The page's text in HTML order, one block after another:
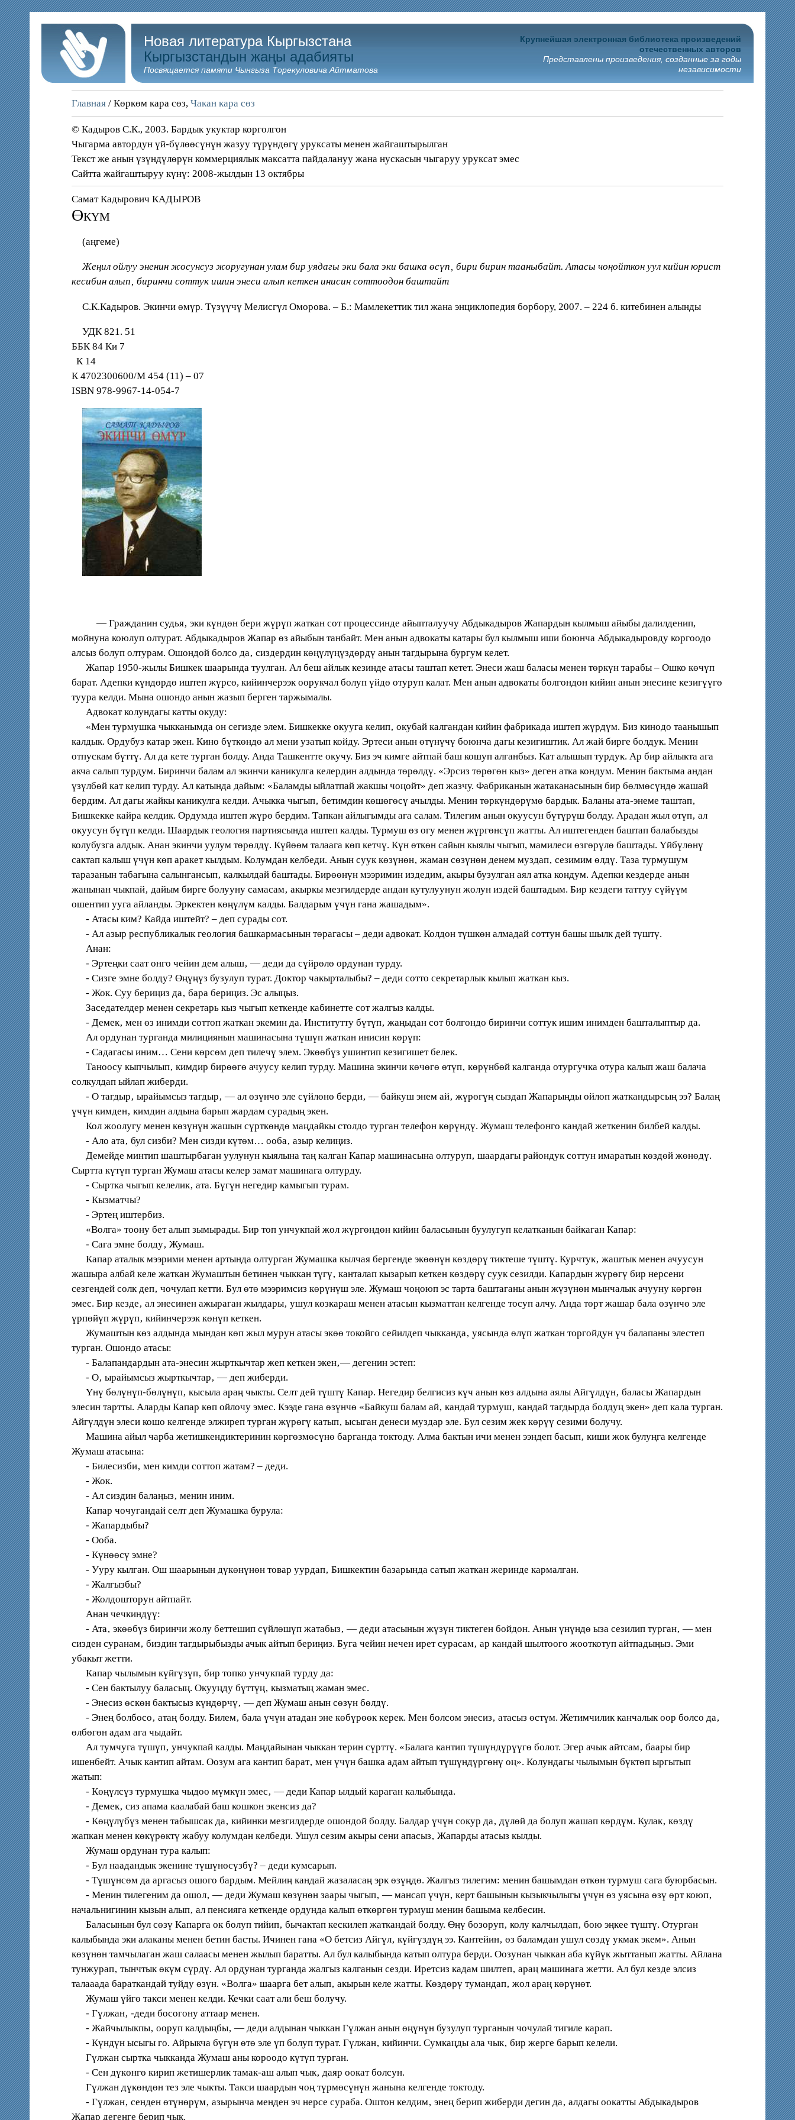
Новая литература Кыргызстана
Кыргызстандын жаңы адабияты
Посвящается памяти Чынгыза Торекуловича Айтматова
Крупнейшая электронная библиотека произведений
отечественных авторов
Представлены произведения, созданные за годы
независимости
Главная / Көркөм кара сөз,Чакан кара сөз
© Кадыров С.К., 2003. Бардык укуктар корголгон
Чыгарма автордун үй-бүлөөсүнүн жазуу түрүндөгү уруксаты менен жайгаштырылган
Текст же анын үзүндүлөрүн коммерциялык максатта пайдалануу жана нускасын чыгаруу уруксат эмес
Сайтта жайгаштыруу күнү: 2008-жылдын 13 октябры
Самат Кадырович КАДЫРОВ
Өкүм
(аңгеме)
Жеңил ойлуу эненин жосунсуз жоругунан улам бир уядагы эки бала эки башка өсүп‚ бири бирин тааныбайт. Атасы чоңойткон уул кийин юрист
кесибин алып‚ биринчи соттук ишин энеси алып кеткен инисин соттоодон баштайт
С.К.Кадыров. Экинчи өмүр. Түзүүчү Мелисгүл Оморова. – Б.: Мамлекеттик тил жана энциклопедия борбору, 2007. – 224 б. китебинен алынды
УДК 821. 51
ББК 84 Ки 7
К 14
К 4702300600/М 454 (11) – 07
ISBN 978-9967-14-054-7
— Гражданин судья‚ эки күндөн бери жүрүп жаткан сот процессинде айыпталуучу Абдыкадыров Жапардын кылмыш айыбы далилденип,
мойнуна коюлуп олтурат. Абдыкадыров Жапар өз айыбын танбайт. Мен анын адвокаты катары бул кылмыш иши боюнча Абдыкадыровду коргоодо
алсыз болуп олтурам. Ошондой болсо да‚ сиздердин көңүлүңүздөрдү анын тагдырына бургум келет.
Жапар 1950-жылы Бишкек шаарында туулган. Ал беш айлык кезинде атасы таштап кетет. Энеси жаш баласы менен төркүн тарабы – Ошко көчүп
барат. Адепки күндөрдө иштеп жүрсө, кийинчерээк оорукчал болуп үйдө отуруп калат. Мен анын адвокаты болгондон кийин анын энесине кезигүүгө
туура келди. Мына ошондо анын жазып берген таржымалы.
Адвокат колундагы катты окуду:
«Мен турмушка чыкканымда он сегизде элем. Бишкекке окууга келип‚ окубай калгандан кийин фабрикада иштеп жүрдүм. Биз кинодо таанышып
калдык. Ордубуз катар экен. Кино бүткөндө ал мени узатып койду. Эртеси анын өтүнүчү боюнча дагы кезигиштик. Ал жай бирге болдук. Менин
отпускам бүттү. Ал да кете турган болду. Анда Ташкентте окучу. Биз эч кимге айтпай баш кошуп алганбыз. Кат алышып турдук. Ар бир айлыкта ага
акча салып турдум. Биринчи балам ал экинчи каникулга келердин алдында төрөлдү. «Эрсиз төрөгөн кыз» деген атка кондум. Менин бактыма андан
үзүлбөй кат келип турду. Ал катында дайым: «Баламды ыйлатпай жакшы чоңойт» деп жазчу. Фабриканын жатаканасынын бир бөлмөсүндө жашай
бердим. Ал дагы жайкы каникулга келди. Ачыкка чыгып‚ бетимдин көшөгөсү ачылды. Менин төркүндөрүмө бардык. Баланы ата-энеме таштап‚
Бишкекке кайра келдик. Ордумда иштеп жүрө бердим. Тапкан айлыгымды ага салам. Тилегим анын окуусун бүтүрүш болду. Арадан жыл өтүп‚ ал
окуусун бүтүп келди. Шаардык геология партиясында иштеп калды. Турмуш өз огу менен жүргөнсүп жатты. Ал иштегенден баштап балабызды
колубузга алдык. Анан экинчи уулум төрөлдү. Күйөөм талаага көп кетчү. Күн өткөн сайын кыялы чыгып, мамилеси өзгөрүлө баштады. Үйбүлөнү
сактап калыш үчүн көп аракет кылдым. Колумдан келбеди. Анын суук көзүнөн‚ жаман сөзүнөн денем муздап‚ сезимим өлдү. Таза турмушум
таразанын табагына салынгансып‚ калкылдай баштады. Бирөөнүн мээримин издедим, акыры бузулган аял атка кондум. Адепки кездерде анын
жанынан чыкпай‚ дайым бирге болууну самасам‚ акыркы мезгилдерде андан кутулуунун жолун издей баштадым. Бир кездеги таттуу сүйүүм
ошентип ууга айланды. Эркектен көңүлүм калды. Балдарым үчүн гана жашадым».
- Атасы ким? Кайда иштейт? – деп сурады сот.
- Ал азыр республикалык геология башкармасынын төрагасы – деди адвокат. Колдон түшкөн алмадай соттун башы шылк дей түштү.
Анан:
- Эртеңки саат онго чейин дем алыш‚ — деди да сүйрөлө ордунан турду.
- Cизге эмне болду? Өңүңүз бузулуп турат. Доктор чакырталыбы? – деди сотто секретарлык кылып жаткан кыз.
- Жок. Cуу бериңиз да‚ бара бериңиз. Эс алыңыз.
Заседателдер менен секретарь кыз чыгып кеткенде кабинетте сот жалгыз калды.
- Демек‚ мен өз инимди соттоп жаткан экемин да. Институтту бүтүп‚ жаңыдан сот болгондо биринчи соттук ишим инимден башталыптыр да.
Ал ордунан турганда милициянын машинасына түшүп жаткан инисин көрүп:
- Cадагасы иним… Cени көрсөм деп тилечү элем. Экөөбүз ушинтип кезигишет белек.
Таноосу кыпчылып‚ кимдир бирөөгө ачуусу келип турду. Машина экинчи көчөгө өтүп‚ көрүнбөй калганда отургучка отура калып жаш балача
солкулдап ыйлап жиберди.
- О тагдыр‚ ырайымсыз тагдыр‚ — ал өзүнчө эле сүйлөнө берди‚ — байкуш энем ай‚ жүрөгүң сыздап Жапарыңды ойлоп жаткандырсың ээ? Балаң
үчүн кимден‚ кимдин алдына барып жардам сурадың экен.
Кол жоолугу менен көзүнүн жашын сүрткөндө маңдайкы столдо турган телефон көрүндү. Жумаш телефонго кандай жеткенин билбей калды.
- Ало ата‚ бул сизби? Мен сизди күтөм… ооба‚ азыр келиңиз.
Демейде минтип шаштырбаган уулунун кыялына таң калган Капар машинасына олтуруп‚ шаардагы райондук соттун имаратын көздөй жөнөдү.
Cыртта күтүп турган Жумаш атасы келер замат машинага олтурду.
- Cыртка чыгып келелик‚ ата. Бүгүн негедир камыгып турам.
- Кызматчы?
- Эртең иштербиз.
«Волга» тоону бет алып зымырады. Бир топ унчукпай жол жүргөндөн кийин баласынын буулугуп келатканын байкаган Капар:
- Cага эмне болду‚ Жумаш.
Капар аталык мээрими менен артында олтурган Жумашка кылчая бергенде экөөнүн көздөрү тиктеше түштү. Курчтук‚ жаштык менен ачуусун
жашыра албай келе жаткан Жумаштын бетинен чыккан түгү‚ канталап кызарып кеткен көздөрү суук сезилди. Капардын жүрөгү бир нерсени
сезгендей солк деп‚ чочулап кетти. Бул өтө мээримсиз көрүнүш эле. Жумаш чоңоюп эс тарта баштаганы анын жүзүнөн мынчалык ачууну көргөн
эмес. Бир кезде‚ ал энесинен ажыраган жылдары‚ ушул көзкараш менен атасын кызматтан келгенде тосуп алчу. Анда төрт жашар бала өзүнчө эле
үрпөйүп жүрүп‚ кийинчерээк көнүп кеткен.
Жумаштын көз алдында мындан көп жыл мурун атасы экөө токойго сейилдеп чыкканда‚ уясында өлүп жаткан торгойдун үч балапаны элестеп
турган. Ошондо атасы:
- Балапандардын ата-энесин жырткычтар жеп кеткен экен‚— дегенин эстеп:
- О‚ ырайымсыз жырткычтар‚ — деп жиберди.
Үнү бөлүнүп-бөлүнүп‚ кысыла араң чыкты. Cелт дей түштү Капар. Негедир белгисиз күч анын көз алдына аялы Айгүлдүн‚ баласы Жапардын
элесин тартты. Аларды Капар көп ойлочу эмес. Кээде гана өзүнчө «Байкуш балам ай‚ кандай турмуш‚ кандай тагдырда болдуң экен» деп кала турган.
Айгүлдүн элеси кошо келгенде элжиреп турган жүрөгү катып‚ ысыган денеси муздар эле. Бул сезим жек көрүү сезими болучу.
Машина айыл чарба жетишкендиктеринин көргөзмөсүнө барганда токтоду. Алма бактын ичи менен ээндеп басып‚ киши жок булуңга келгенде
Жумаш атасына:
- Билесизби‚ мен кимди соттоп жатам? – деди.
- Жок.
- Ал сиздин балаңыз‚ менин иним.
Капар чочугандай селт деп Жумашка бурула:
- Жапардыбы?
- Ооба.
- Күнөөсү эмне?
- Ууру кылган. Ош шаарынын дүкөнүнөн товар уурдап‚ Бишкектин базарында сатып жаткан жеринде кармалган.
- Жалгызбы?
- Жолдошторун айтпайт.
Анан чечкиндүү:
- Ата‚ экөөбүз биринчи жолу беттешип сүйлөшүп жатабыз‚ — деди атасынын жүзүн тиктеген бойдон. Анын үнүндө ыза сезилип турган‚ — мен
сизден суранам‚ биздин тагдырыбызды ачык айтып бериңиз. Буга чейин нечен ирет сурасам‚ ар кандай шылтоого жооткотуп айтпадыңыз. Эми
убакыт жетти.
Капар чылымын күйгүзүп‚ бир топко унчукпай турду да:
- Cен бактылуу баласың. Окууңду бүттүң‚ кызматың жаман эмес.
- Энесиз өскөн бактысыз күндөрчү‚ — деп Жумаш анын сөзүн бөлдү.
- Энең болбосо‚ атаң болду. Билем‚ бала үчүн атадан эне көбүрөөк керек. Мен болсом энесиз‚ атасыз өстүм. Жетимчилик канчалык оор болсо да‚
өлбөгөн адам ага чыдайт.
Ал тумчуга түшүп‚ унчукпай калды. Маңдайынан чыккан терин сүрттү. «Балага кантип түшүндүрүүгө болот. Эгер ачык айтсам‚ баары бир
ишенбейт. Ачык кантип айтам. Оозум ага кантип барат‚ мен үчүн башка адам айтып түшүндүргөнү оң». Колундагы чылымын бүктөп ыргытып
жатып:
- Көңүлсүз турмушка чыдоо мүмкүн эмес‚ — деди Капар ылдый караган калыбында.
- Демек‚ сиз апама каалабай баш кошкон экенсиз да?
- Көңүлүбүз менен табышсак да‚ кийинки мезгилдерде ошондой болду. Балдар үчүн сокур да‚ дүлөй да болуп жашап көрдүм. Кулак‚ көздү
жапкан менен көкүрөктү жабуу колумдан келбеди. Ушул сезим акыры сени апасыз‚ Жапарды атасыз кылды.
Жумаш ордунан тура калып:
- Бул наадандык экенине түшүнөсүзбү? – деди кумсарып.
- Түшүнсөм да аргасыз ошого бардым. Мейлиң кандай жазаласаң эрк өзүңдө. Жалгыз тилегим: менин башымдан өткөн турмуш сага буюрбасын.
- Менин тилегеним да ошол‚ — деди Жумаш көзүнөн заары чыгып‚ — мансап үчүн‚ керт башынын кызыкчылыгы үчүн өз уясына өзү өрт коюп‚
начальнигинин кызын алып‚ ал пенсияга кеткенде ордунда калып өткөргөн турмуш менин башыма келбесин.
Баласынын бул сөзү Капарга ок болуп тийип‚ бычактап кескилеп жаткандай болду. Өңү бозоруп‚ колу калчылдап‚ бою эңкее түштү. Отурган
калыбында эки алаканы менен бетин басты. Ичинен гана «О бетсиз Айгүл‚ күйгүздүң ээ. Кантейин‚ өз баламдан ушул сөздү укмак экем». Анын
көзүнөн тамчылаган жаш салаасы менен жылып баратты. Ал бул калыбында катып олтура берди. Оозунан чыккан аба күйүк жыттанып жатты. Айлана
тунжурап‚ тынчтык өкүм сүрдү. Ал ордунан турганда жалгыз калганын сезди. Иретсиз кадам шилтеп‚ араң машинага жетти. Ал бул кезде элсиз
талааада бараткандай туйду өзүн. «Волга» шаарга бет алып‚ акырын келе жатты. Көздөрү тумандап‚ жол араң көрүнөт.
Жумаш үйгө такси менен келди. Кечки саат али беш болучу.
- Гүлжан‚ -деди босогону аттаар менен.
- Жайчылыкпы‚ ооруп калдыңбы‚ — деди алдынан чыккан Гүлжан анын өңүнүн бузулуп турганын чочулай тигиле карап.
- Күндүн ысыгы го. Айрыкча бүгүн өтө эле үп болуп турат. Гүлжан‚ кийинчи. Cумкаңды ала чык‚ бир жерге барып келели.
Гүлжан сыртка чыкканда Жумаш аны короодо күтүп турган.
- Cен дүкөнгө кирип жетишерлик тамак-аш алып чык‚ даяр оокат болсун.
Гүлжан дүкөндөн тез эле чыкты. Такси шаардын чоң түрмөсүнүн жанына келгенде токтоду.
- Гүлжан‚ сенден өтүнөрүм‚ азырынча менден эч нерсе сураба. Оштон келдим‚ энең берип жиберди дегин да‚ алдагы оокатты Абдыкадыров
Жапар дегенге берип чык.